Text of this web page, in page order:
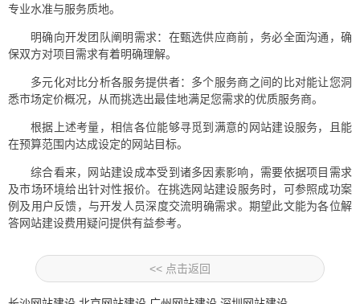
专业水准与服务质地。
明确向开发团队阐明需求：在甄选供应商前，务必全面沟通，确
保双方对项目需求有着明确理解。
多元化对比分析各服务提供者：多个服务商之间的比对能让您洞
悉市场定价概况，从而挑选出最佳地满足您需求的优质服务商。
根据上述考量，相信各位能够寻觅到满意的网站建设服务，且能
在预算范围内达成设定的网站目标。
综合看来，网站建设成本受到诸多因素影响，需要依据项目需求
及市场环境给出针对性报价。在挑选网站建设服务时，可参照成功案
例及用户反馈，与开发人员深度交流明确需求。期望此文能为各位解
答网站建设费用疑问提供有益参考。
<< 点击返回